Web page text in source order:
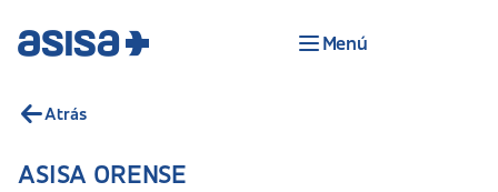
Menú
Atrás
ASISA ORENSE